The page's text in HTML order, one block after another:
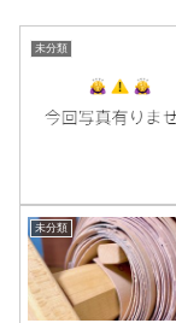
未分類
未分類